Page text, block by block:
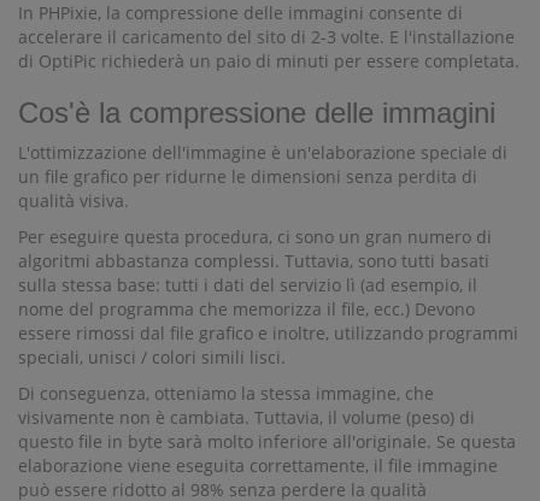
In PHPixie, la compressione delle immagini consente di
accelerare il caricamento del sito di 2-3 volte. E l'installazione
di OptiPic richiederà un paio di minuti per essere completata.
Cos'è la compressione delle immagini
L'ottimizzazione dell'immagine è un'elaborazione speciale di
un file grafico per ridurne le dimensioni senza perdita di
qualità visiva.
Per eseguire questa procedura, ci sono un gran numero di
algoritmi abbastanza complessi. Tuttavia, sono tutti basati
sulla stessa base: tutti i dati del servizio lì (ad esempio, il
nome del programma che memorizza il file, ecc.) Devono
essere rimossi dal file grafico e inoltre, utilizzando programmi
speciali, unisci / colori simili lisci.
Di conseguenza, otteniamo la stessa immagine, che
visivamente non è cambiata. Tuttavia, il volume (peso) di
questo file in byte sarà molto inferiore all'originale. Se questa
elaborazione viene eseguita correttamente, il file immagine
può essere ridotto al 98% senza perdere la qualità